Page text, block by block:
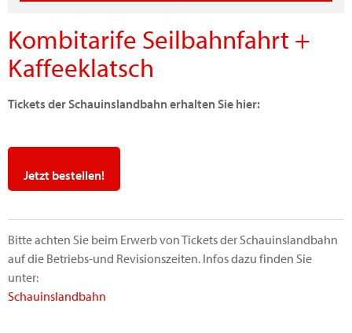
Kombitarife Seilbahnfahrt +
Kaffeeklatsch
Tickets der Schauinslandbahn erhalten Sie hier:
Jetzt bestellen!
Bitte achten Sie beim Erwerb von Tickets der Schauinslandbahn
auf die Betriebs-und Revisionszeiten. Infos dazu finden Sie
unter:
Schauinslandbahn